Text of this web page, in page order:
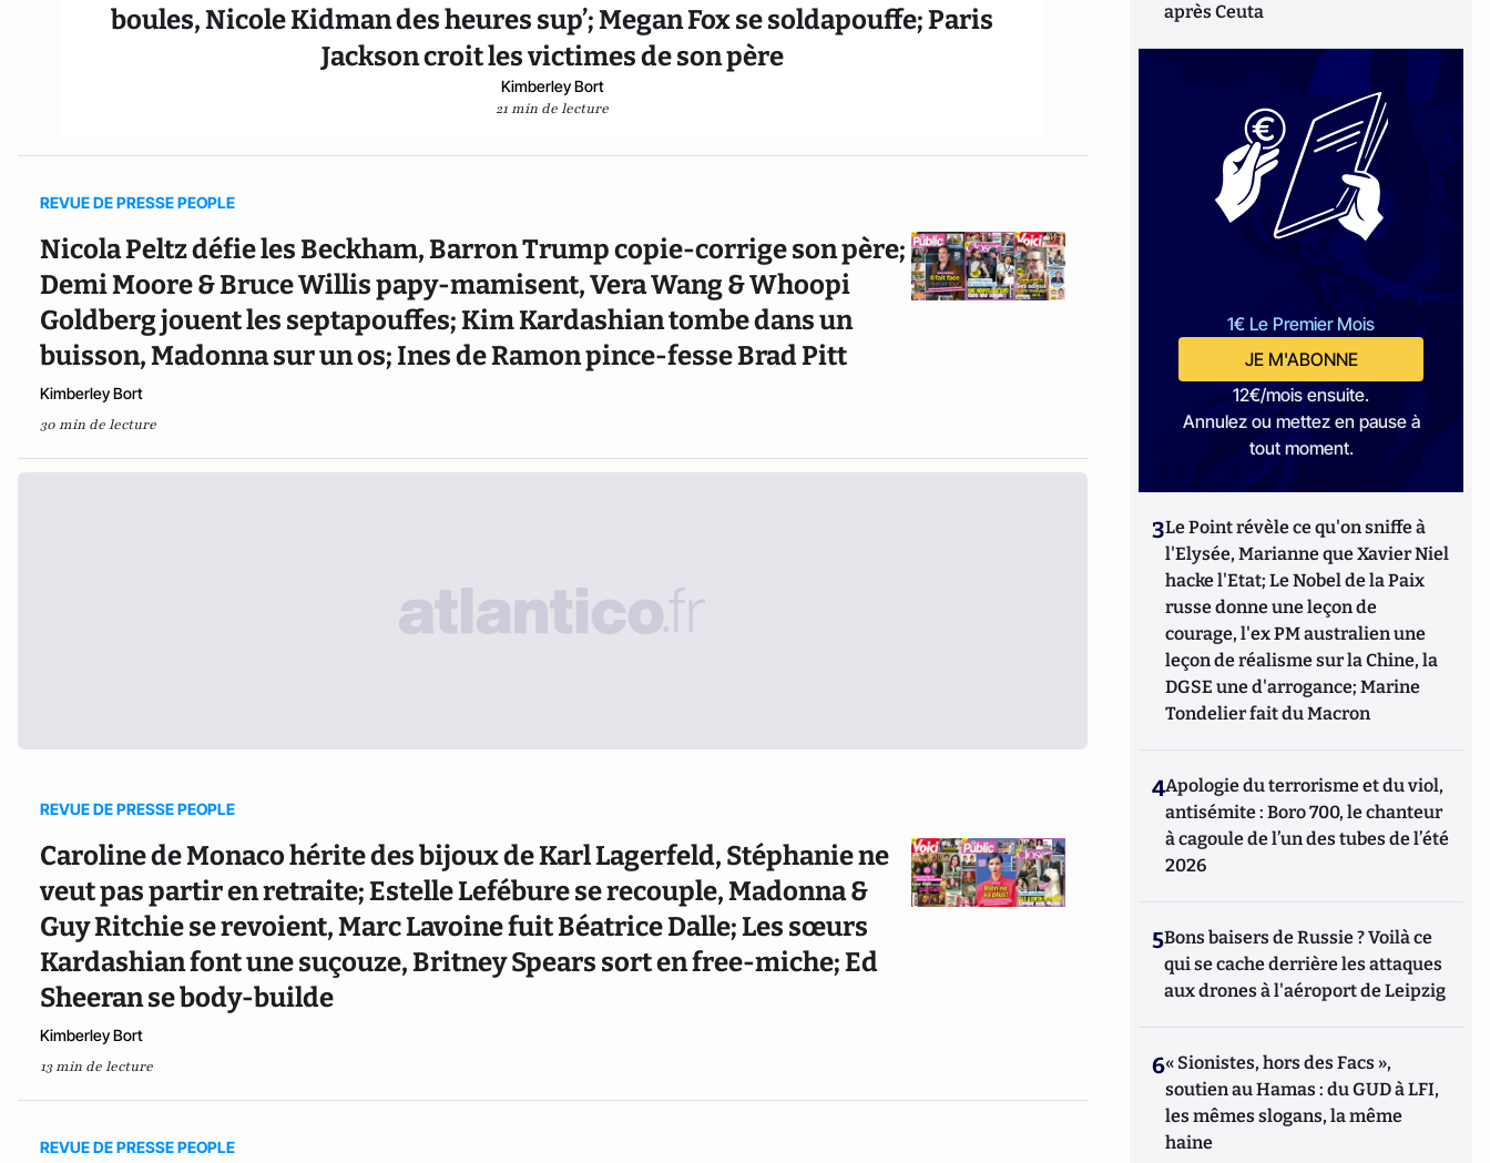
boules, Nicole Kidman des heures sup’; Megan Fox se soldapouffe; Paris
Jackson croit les victimes de son père
Kimberley Bort
21 min de lecture
REVUE DE PRESSE PEOPLE
Nicola Peltz défie les Beckham, Barron Trump copie-corrige son père;
Demi Moore & Bruce Willis papy-mamisent, Vera Wang & Whoopi
Goldberg jouent les septapouffes; Kim Kardashian tombe dans un
buisson, Madonna sur un os; Ines de Ramon pince-fesse Brad Pitt
Kimberley Bort
30 min de lecture
REVUE DE PRESSE PEOPLE
Caroline de Monaco hérite des bijoux de Karl Lagerfeld, Stéphanie ne
veut pas partir en retraite; Estelle Lefébure se recouple, Madonna &
Guy Ritchie se revoient, Marc Lavoine fuit Béatrice Dalle; Les sœurs
Kardashian font une suçouze, Britney Spears sort en free-miche; Ed
Sheeran se body-builde
Kimberley Bort
13 min de lecture
REVUE DE PRESSE PEOPLE
après Ceuta
1€ Le Premier Mois
JE M'ABONNE
12€/mois ensuite.
Annulez ou mettez en pause à
tout moment.
3Le Point révèle ce qu'on sniffe à
l'Elysée, Marianne que Xavier Niel
hacke l'Etat; Le Nobel de la Paix
russe donne une leçon de
courage, l'ex PM australien une
leçon de réalisme sur la Chine, la
DGSE une d'arrogance; Marine
Tondelier fait du Macron
4Apologie du terrorisme et du viol,
antisémite : Boro 700, le chanteur
à cagoule de l’un des tubes de l’été
2026
5Bons baisers de Russie ? Voilà ce
qui se cache derrière les attaques
aux drones à l'aéroport de Leipzig
6« Sionistes, hors des Facs »,
soutien au Hamas : du GUD à LFI,
les mêmes slogans, la même
haine